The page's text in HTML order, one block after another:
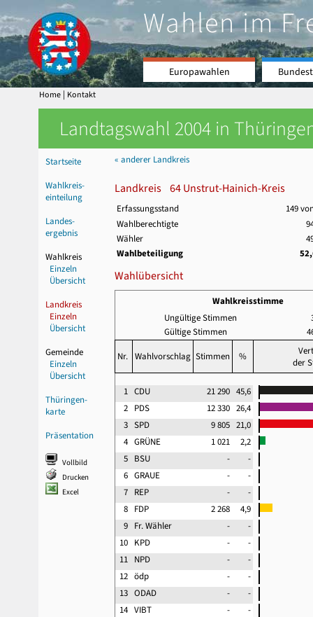
Wahlen im
Europawahlen
Home | Kontakt
Landtagswahl 2004 in
Startseite
Wahlkreis-
einteilung
Landes-
ergebnis
Wahlkreis
Einzeln
Übersicht
Landkreis
Einzeln
Übersicht
Gemeinde
Einzeln
Übersicht
Thüringen-
karte
Präsentation
Vollbild
Drucken
Excel
« anderer Landkreis
Landkreis 64 Unstrut-Hainich-Kreis
Erfassungsstand
149
Wahlberechtigte
Wähler
Wahlbeteiligung
Wahlübersicht
Wahlkreisstimme
Ungültige Stimmen
Gültige Stimmen
Nr. Wahlvorschlag Stimmen %
der
1 CDU 21 290 45,6
2 PDS 12 330 26,4
3 SPD 9 805 21,0
4 GRÜNE 1 021
2,2
5 BSU -
-
6 GRAUE -
-
7 REP -
-
8 FDP 2 268
4,9
9 Fr. Wähler -
-
10 KPD -
-
11 NPD -
-
12 ödp -
-
13 ODAD -
-
14 VIBT -
-